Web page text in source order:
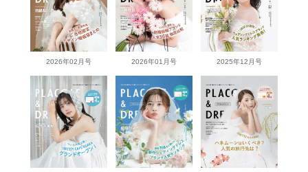
2026年02月号 2026年01月号 2025年12月号